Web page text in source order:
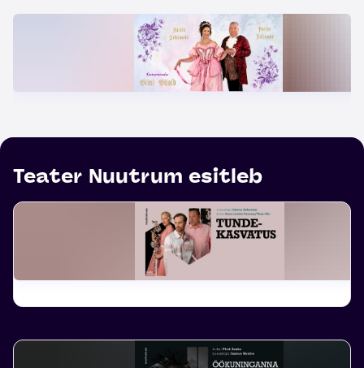
Teater Nuutrum esitleb